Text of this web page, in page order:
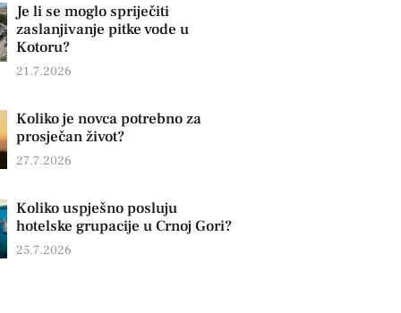
Je li se moglo spriječiti
zaslanjivanje pitke vode u
Kotoru?
21.7.2026
Koliko je novca potrebno za
prosječan život?
27.7.2026
Koliko uspješno posluju
hotelske grupacije u Crnoj Gori?
25.7.2026